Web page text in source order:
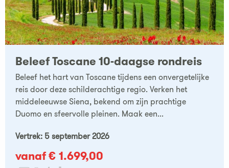
Beleef Toscane 10-daagse rondreis
Beleef het hart van Toscane tijdens een onvergetelijke
reis door deze schilderachtige regio. Verken het
middeleeuwse Siena, bekend om zijn prachtige
Duomo en sfeervolle pleinen. Maak een...
Vertrek: 5 september 2026
vanaf € 1.699,00